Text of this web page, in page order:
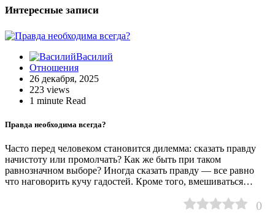
Интересные записи
Василий
Отношения
26 декабря, 2025
223 views
1 minute Read
Правда необходима всегда?
Часто перед человеком становится дилемма: сказать правду
начистоту или промолчать? Как же быть при таком
равнозначном выборе? Иногда сказать правду — все равно
что наговорить кучу гадостей. Кроме того, вмешиваться…
0